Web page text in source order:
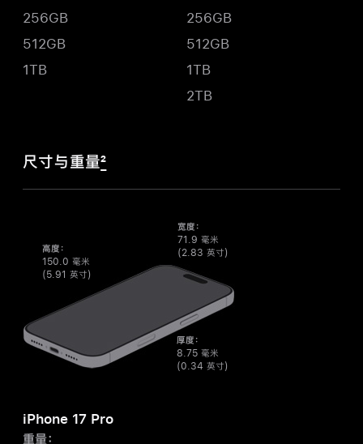
256GB
512GB
1TB
256GB
512GB
1TB
2TB
尺寸与重量2
宽度：
71.9 毫米
(2.83 英寸)
高度：
150.0 毫米
(5.91 英寸)
厚度：
8.75 毫米
(0.34 英寸)
iPhone 17 Pro
重量：